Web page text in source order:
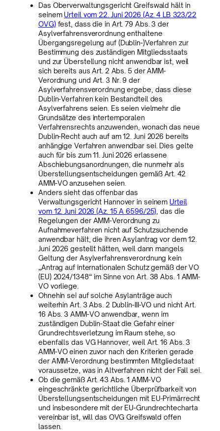
Das Oberverwaltungsgericht Greifswald hält in
seinem Urteil vom 22. Juni 2026 (Az. 4 LB 323/22
OVG)fest, dass die in Art. 79 Abs. 3 der
Asylverfahrensverordnung enthaltene
Übergangsregelung auf (Dublin-)Verfahren zur
Bestimmung des zuständigen Mitgliedsstaats
und zur Überstellung nicht anwendbar ist, weil
sich bereits aus Art. 2 Abs. 5 der AMM-
Verordnung und Art. 3 Nr. 9 der
Asylverfahrensverordnung ergebe, dass diese
Dublin-Verfahren kein Bestandteil des
Asylverfahrens seien. Es seien vielmehr die
Grundsätze des intertemporalen
Verfahrensrechts anzuwenden, wonach das neue
Dublin-Recht auch auf am 12. Juni 2026 bereits
anhängige Verfahren anwendbar sei. Dies gelte
auch für bis zum 11. Juni 2026 erlassene
Abschiebungsanordnungen, die nunmehr als
Überstellungsentscheidungen gemäß Art. 42
AMM-VO anzusehen seien.
Anders sieht das offenbar das
Verwaltungsgericht Hannover in seinem Urteil
vom 12. Juni 2026 (Az. 15 A 6596/25) , das die
Regelungen der AMM-Verordnung zu
Aufnahmeverfahren nicht auf Schutzsuchende
anwendbar hält, die ihren Asylantrag vor dem 12.
Juni 2026 gestellt hätten, weil dann mangels
Geltung der Asylverfahrensverordnung kein
„Antrag auf internationalen Schutz gemäß der VO
(EU) 2024/1348“ im Sinne von Art. 38 Abs. 1 AMM-
VO vorliege.
Ohnehin sei auf solche Asylanträge auch
weiterhin Art. 3 Abs. 2 Dublin-III-VO und nicht Art.
16 Abs. 3 AMM-VO anwendbar, wenn im
zuständigen Dublin-Staat die Gefahr einer
Grundrechtsverletzung im Raum stehe, so
ebenfalls das VG Hannover, weil Art. 16 Abs. 3
AMM-VO einen zuvor nach den Kriterien gerade
der AMM-Verordnung bestimmten Mitgliedstaat
voraussetze, was in Altverfahren nicht der Fall sei.
Ob die gemäß Art. 43 Abs. 1 AMM-VO
eingeschränkte gerichtliche Überprüfbarkeit von
Überstellungsentscheidungen mit EU-Primärrecht
und insbesondere mit der EU-Grundrechtecharta
vereinbar ist, will das OVG Greifswald offen
lassen.